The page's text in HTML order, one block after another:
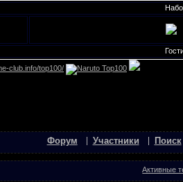
Набор
Гости
Форум Участники Поиск
Активные